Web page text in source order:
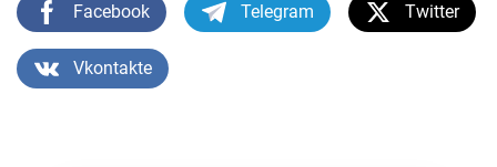
Facebook Telegram Twitter
Vkontakte